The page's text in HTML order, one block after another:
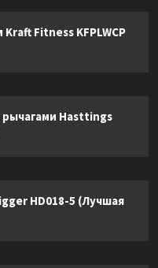
Fitness KFPLWCP
Hasttings
HD018-5 (Лучшая